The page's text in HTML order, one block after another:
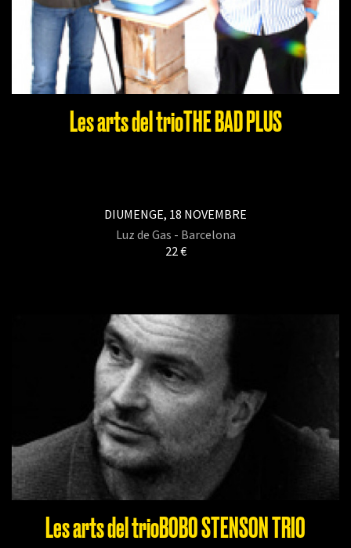
Les arts del trioTHE BAD PLUS
DIUMENGE, 18 NOVEMBRE
Luz de Gas - Barcelona
22 €
Les arts del trioBOBO STENSON TRIO